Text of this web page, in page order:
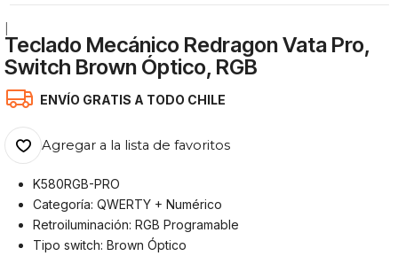
Teclado Mecánico Redragon Vata Pro,
Switch Brown Óptico, RGB
ENVÍO GRATIS A TODO CHILE
Agregar a la lista de favoritos
K580RGB-PRO
Categoría: QWERTY + Numérico
Retroiluminación: RGB Programable
Tipo switch: Brown Óptico